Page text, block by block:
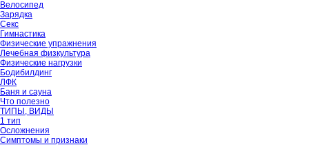
Велосипед
Зарядка
Секс
Гимнастика
Физические упражнения
Лечебная физкультура
Физические нагрузки
Бодибилдинг
ЛФК
Баня и сауна
Что полезно
ТИПЫ, ВИДЫ
1 тип
Осложнения
Симптомы и признаки